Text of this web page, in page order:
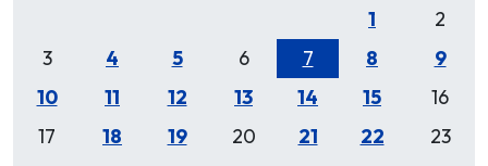
1
2
3
4 5 6 7 8
9
10
11 12 13 14 15
16
17
18 19 20 21 22
23